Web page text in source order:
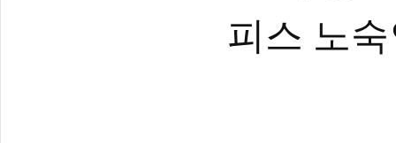
피스 노